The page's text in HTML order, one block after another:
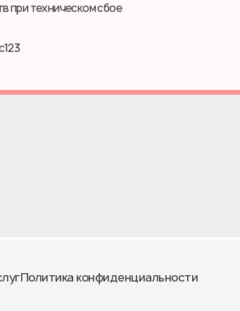
при техническом сбое
Политика конфиденциальности